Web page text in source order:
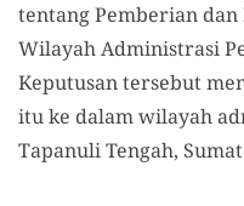
tentang Pemberian
Wilayah Administrasi
Keputusan tersebut
itu ke dalam wilayah
Tapanuli Tengah,